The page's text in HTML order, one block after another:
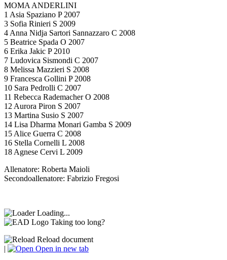
MOMA ANDERLINI
1 Asia Spaziano P 2007
3 Sofia Rinieri S 2009
4 Anna Nidja Sartori Sannazzaro C 2008
5 Beatrice Spada O 2007
6 Erika Jakic P 2010
7 Ludovica Sismondi C 2007
8 Melissa Mazzieri S 2008
9 Francesca Gollini P 2008
10 Sara Pedrolli C 2007
11 Rebecca Rademacher O 2008
12 Aurora Piron S 2007
13 Martina Susio S 2007
14 Lisa Dharma Monari Gamba S 2009
15 Alice Guerra C 2008
16 Stella Cornelli L 2008
18 Agnese Cervi L 2009
Allenatore: Roberta Maioli
Secondoallenatore: Fabrizio Fregosi
Loading...
Taking too long?
Reload document
|
Open in new tab